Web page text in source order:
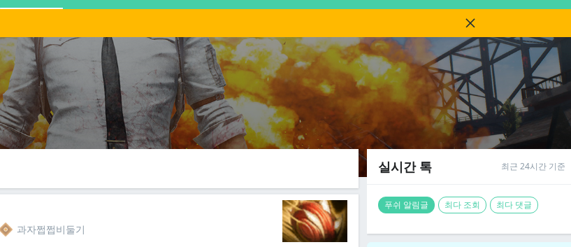
과자쩝쩝비둘기
실시간 톡 최근 24시간 기준
푸쉬 알림글 최다 조회 최다 댓글